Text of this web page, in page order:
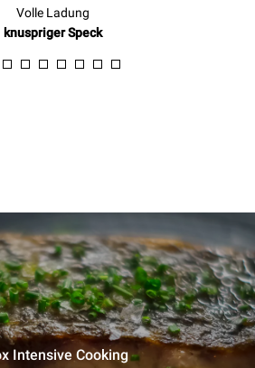
Volle Ladung
knuspriger Speck
Intensive Cooking